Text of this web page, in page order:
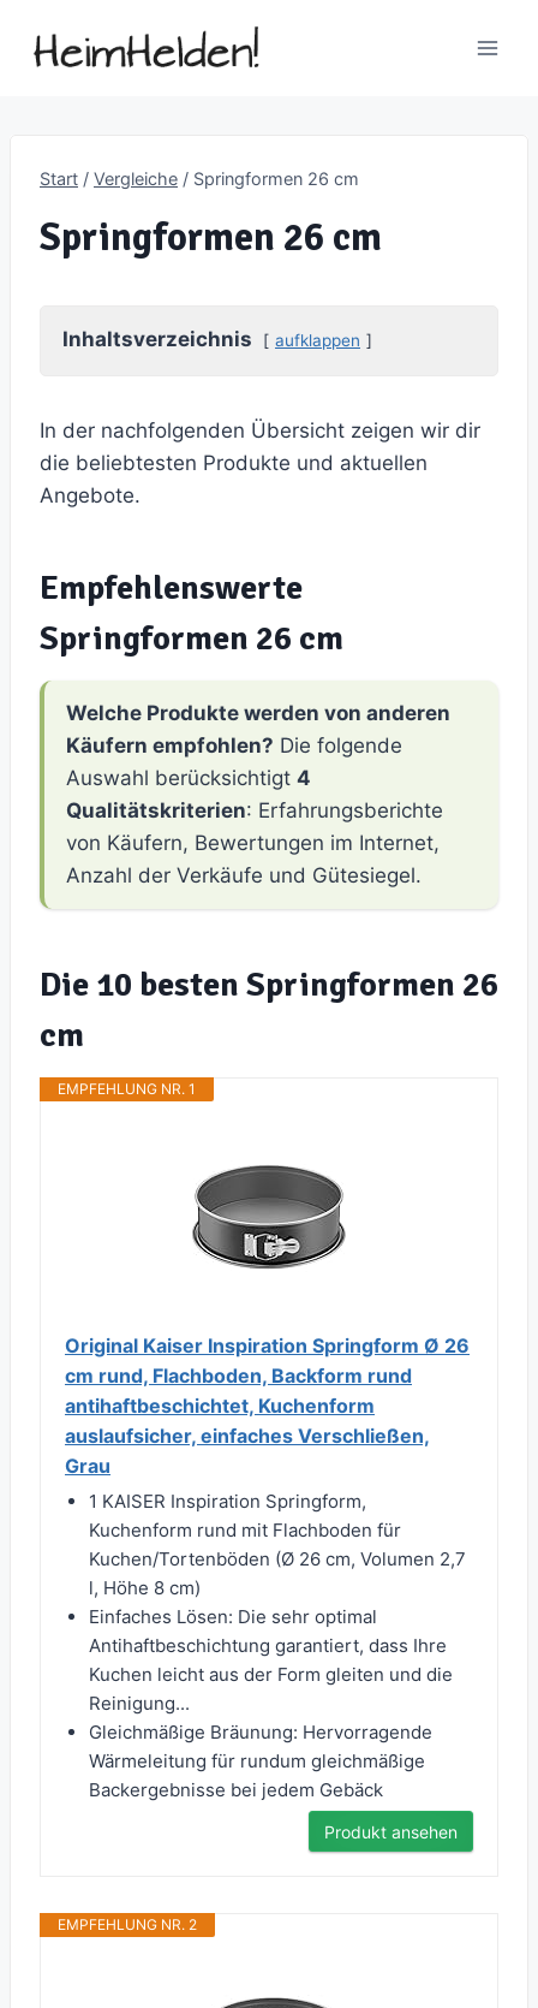
Inhalt
Start / Vergleiche / Springformen 26 cm
Springformen 26 cm
Inhaltsverzeichnis aufklappen
In der nachfolgenden Übersicht zeigen wir dir
die beliebtesten Produkte und aktuellen
Angebote.
Empfehlenswerte
Springformen 26 cm
Welche Produkte werden von anderen
Käufern empfohlen? Die folgende
Auswahl berücksichtigt 4
Qualitätskriterien: Erfahrungsberichte
von Käufern, Bewertungen im Internet,
Anzahl der Verkäufe und Gütesiegel.
Die 10 besten Springformen 26
cm
EMPFEHLUNG NR. 1
Original Kaiser Inspiration Springform Ø 26
cm rund, Flachboden, Backform rund
antihaftbeschichtet, Kuchenform
auslaufsicher, einfaches Verschließen,
Grau
1 KAISER Inspiration Springform,
Kuchenform rund mit Flachboden für
Kuchen/Tortenböden (Ø 26 cm, Volumen 2,7
l, Höhe 8 cm)
Einfaches Lösen: Die sehr optimal
Antihaftbeschichtung garantiert, dass Ihre
Kuchen leicht aus der Form gleiten und die
Reinigung...
Gleichmäßige Bräunung: Hervorragende
Wärmeleitung für rundum gleichmäßige
Backergebnisse bei jedem Gebäck
Produkt ansehen
EMPFEHLUNG NR. 2